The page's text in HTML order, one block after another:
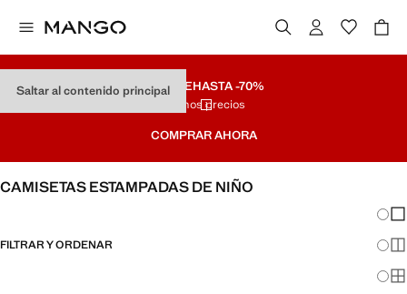
Saltar al contenido principal
REMATEHASTA -70%
Últimos precios
COMPRAR AHORA
CAMISETAS ESTAMPADAS DE NIÑO
FILTRAR Y ORDENAR